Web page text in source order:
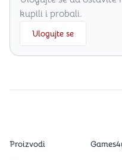
kupili i probali.
Ulogujte se
Proizvodi